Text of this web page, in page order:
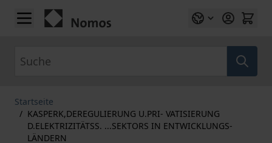
Zum Inhalt springen
Startseite
/ KASPERK,DEREGULIERUNG U.PRI- VATISIERUNG
D.ELEKTRIZITÄTSS. ...SEKTORS IN ENTWICKLUNGS-
LÄNDERN